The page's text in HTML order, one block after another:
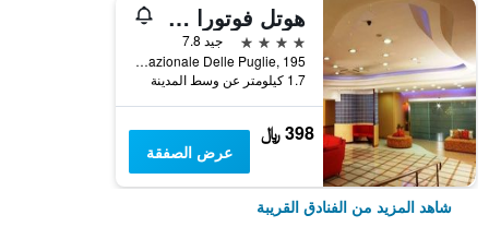
هوتل فوتورا سنترو كونجرسي
4 نجوم
جيد 7.8
Via Nazionale Delle Puglie, 195, كازوريا, مقاطعة نابولي, إيطاليا
1.7 كيلومتر عن وسط المدينة
398 ﷼
عرض الصفقة
شاهد المزيد من الفنادق القريبة